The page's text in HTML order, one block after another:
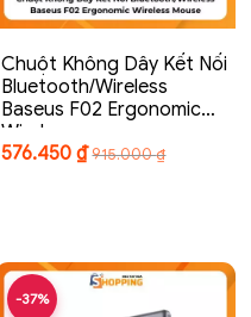
Chuột Không Dây Kết Nối
Bluetooth/Wireless
Baseus F02 Ergonomic
Wireless…
576.450₫915.000₫
-37%